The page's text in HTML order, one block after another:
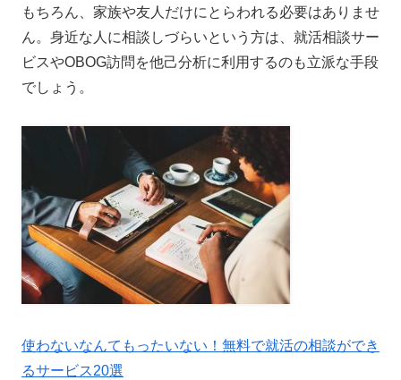
もちろん、家族や友人だけにとらわれる必要はありませ
ん。身近な人に相談しづらいという方は、就活相談サー
ビスやOBOG訪問を他己分析に利用するのも立派な手段
でしょう。
使わないなんてもったいない！無料で就活の相談ができ
るサービス20選